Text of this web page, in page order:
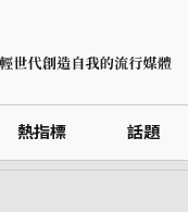
熱指標 話題